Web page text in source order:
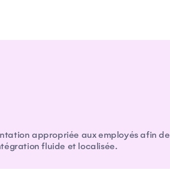
appropriée aux employés afin de
fluide et localisée.